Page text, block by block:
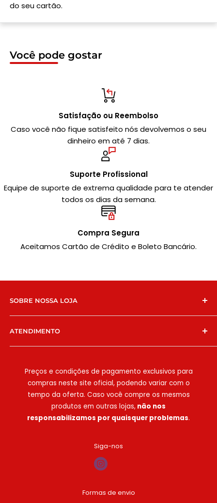
do seu cartão.
Você pode gostar
Satisfação ou Reembolso
Caso você não fique satisfeito nós devolvemos o seu
dinheiro em até 7 dias.
Suporte Profissional
Equipe de suporte de extrema qualidade para te atender
todos os dias da semana.
Compra Segura
Aceitamos Cartão de Crédito e Boleto Bancário.
SOBRE NOSSA LOJA
Chegamos no e-commerce para facilitar ainda
mais a vida dos nossos clientes! Temos lojas físicas
em São Paulo naEstrada do Campo Limpo, 6427
possibilitamos que comércios e clientes
encontrem as melhores embalagens e
descartáveis, sempre com qualidade e ótimo
custo-benefício. Atendemos deliveries,
ATENDIMENTO
WhatsApp:(11) 94786-9571ou(11) 99588-0222
E-mail: [email protected]
Seg-Sex:08:00h às 18:00h
08:00h às 15:00h
Domingo e feriados: não há atendimento
Preços e condições de pagamento exclusivos para
compras neste site oficial, podendo variar com o
tempo da oferta. Caso você compre os mesmos
produtos em outras lojas, não nos
responsabilizamos por quaisquer problemas.
Siga-nos
Formas de envio